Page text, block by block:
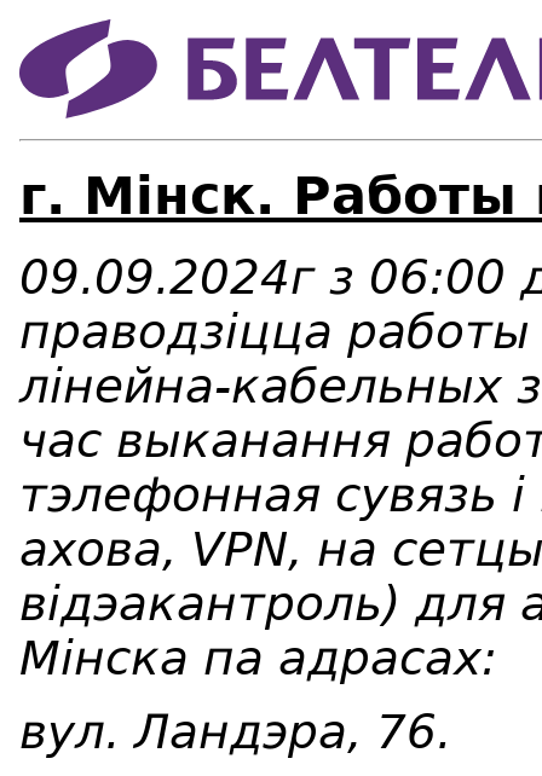
г. Мінск. Работы
09.09.2024г з 06:00
праводзіцца
лінейна-кабельных
час выканання
тэлефонная сувязь
ахова, VPN, на
відэакантроль) для
Мінска па адрасах:
вул. Ландэра, 76.